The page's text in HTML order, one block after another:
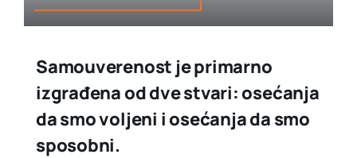
Samouverenost je primarno
izgrađena od dve stvari: osećanja
da smo voljeni i osećanja da smo
sposobni.